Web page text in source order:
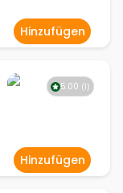
Hinzufügen
5.00 (1 )
Hinzufügen